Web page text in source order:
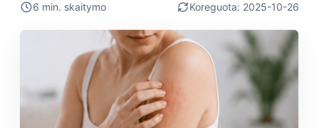
6 min. skaitymo
Koreguota: 2025-10-26